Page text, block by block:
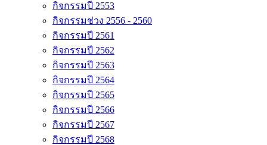
กิจกรรมปี 2553
กิจกรรมช่วง 2556 - 2560
กิจกรรมปี 2561
กิจกรรมปี 2562
กิจกรรมปี 2563
กิจกรรมปี 2564
กิจกรรมปี 2565
กิจกรรมปี 2566
กิจกรรมปี 2567
กิจกรรมปี 2568